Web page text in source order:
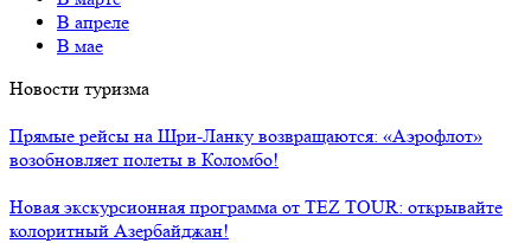
В апреле
В мае
Новости туризма
Прямые рейсы на Шри-Ланку возвращаются: «Аэрофлот»
возобновляет полеты в Коломбо!
Новая экскурсионная программа от TEZ TOUR: открывайте
колоритный Азербайджан!